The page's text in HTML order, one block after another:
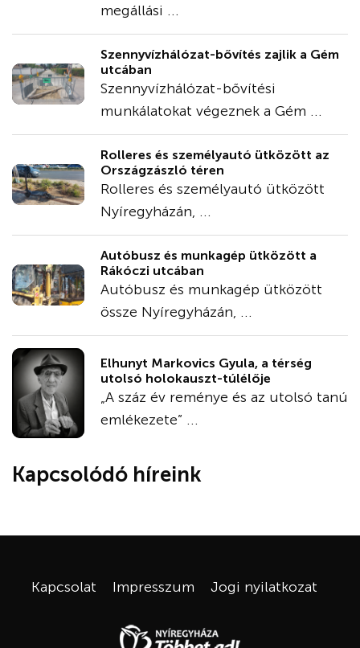
megállási ...
Szennyvízhálózat-bővítés zajlik a Gém
utcában
Szennyvízhálózat-bővítési
munkálatokat végeznek a Gém ...
Rolleres és személyautó ütközött az
Országzászló téren
Rolleres és személyautó ütközött
Nyíregyházán, ...
Autóbusz és munkagép ütközött a
Rákóczi utcában
Autóbusz és munkagép ütközött
össze Nyíregyházán, ...
Elhunyt Markovics Gyula, a térség
utolsó holokauszt-túlélője
„A száz év reménye és az utolsó tanú
emlékezete” ...
Kapcsolódó híreink
Kapcsolat Impresszum Jogi nyilatkozat